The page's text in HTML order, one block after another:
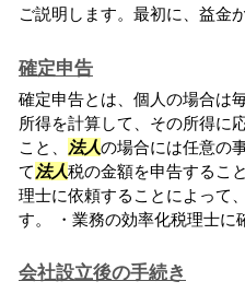
ご説明します。最初に、益金
確定申告
確定申告とは、個人の場合は
所得を計算して、その所得に
こと、
法人の場合には任意の
て 法人税の金額を申告するこ
理士に依頼することによって
す。 ・業務の効率化税理士に
会社設立後の手続き